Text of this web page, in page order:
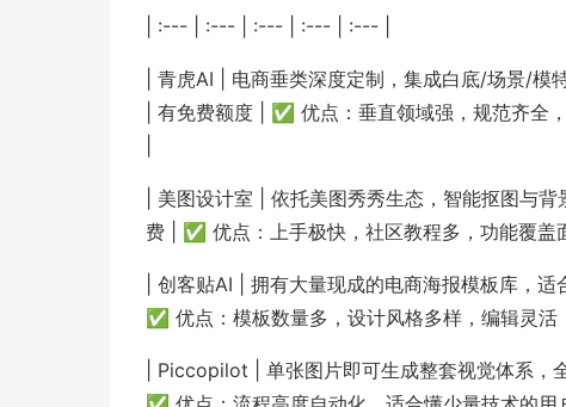
| :--- | :--- | :--- | :--- | :--- |
| 青虎AI | 电商垂类深度定制，集成白底/场景/
| 有免费额度 | ✅ 优点：垂直领域强，规范齐
| 美图设计室 | 依托美图秀秀生态，智能抠图与
费 | ✅ 优点：上手极快，社区教程多，功能覆盖
| 创客贴AI | 拥有大量现成的电商海报模板库，
✅ 优点：模板数量多，设计风格多样，编辑灵活 |
| Piccopilot | 单张图片即可生成整套视觉体系